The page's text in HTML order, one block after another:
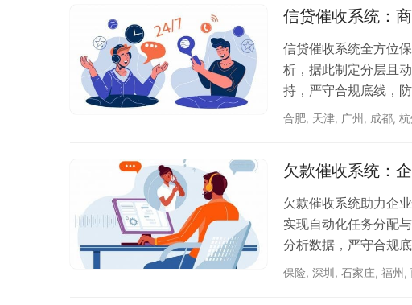
信贷催收系统：
信贷催收系统全方位
析，据此制定分层且
持，严守合规底线，防
合肥, 天津, 广州, 成都, 杭
欠款催收系统：
欠款催收系统助力企
实现自动化任务分配
分析数据，严守合规
保险, 深圳, 石家庄, 福州,